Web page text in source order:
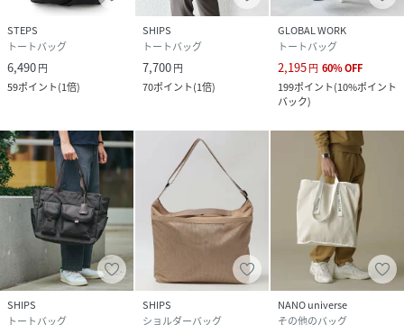
STEPS
トートバッグ
6,490円
59ポイント(1倍)
SHIPS
トートバッグ
7,700円
70ポイント(1倍)
GLOBAL WORK
トートバッグ
2,195円 60%OFF
199ポイント(10%ポイント
バック)
SHIPS
トートバッグ
SHIPS
ショルダーバッグ
NANO universe
その他のバッグ